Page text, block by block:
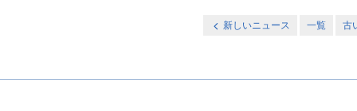
新しいニュース 一覧 古